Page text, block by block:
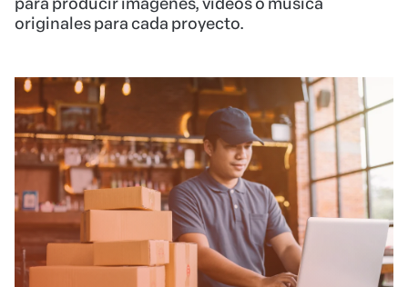
originales para cada proyecto.